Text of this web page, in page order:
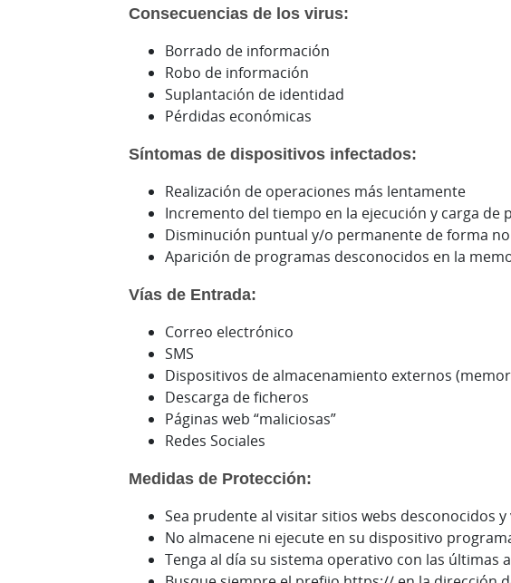
Consecuencias de los virus:
Borrado de información
Robo de información
Suplantación de identidad
Pérdidas económicas
Síntomas de dispositivos infectados:
Realización de operaciones más lentamente
Incremento del tiempo en la ejecución y carga de
Disminución puntual y/o permanente de forma
Aparición de programas desconocidos en la
Vías de Entrada:
Correo electrónico
SMS
Dispositivos de almacenamiento externos
Descarga de ficheros
Páginas web “maliciosas”
Redes Sociales
Medidas de Protección:
Sea prudente al visitar sitios webs desconocidos
No almacene ni ejecute en su dispositivo
Tenga al día su sistema operativo con las últimas